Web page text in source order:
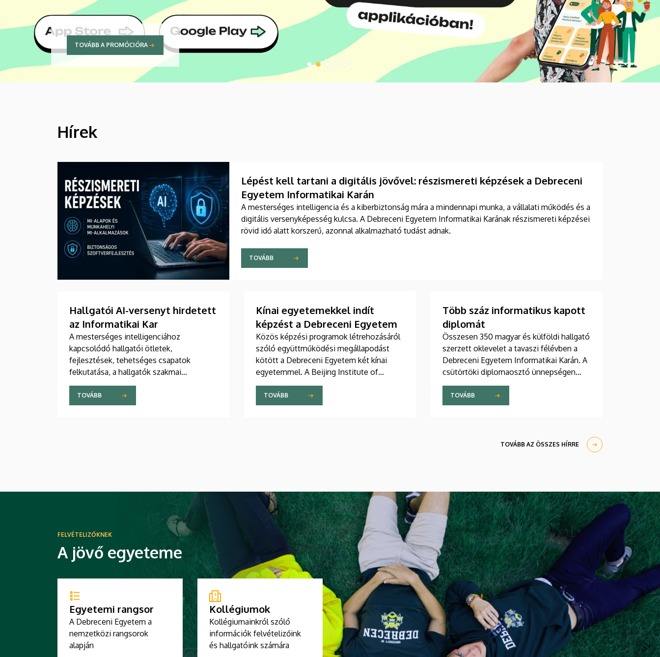
TOVÁBB A STUDYVERSITY-RE
HÍREK
Hírek
Lépést kell tartani a digitális jövővel: részismereti képzések a Debreceni
Egyetem Informatikai Karán
A mesterséges intelligencia és a kiberbiztonság mára a mindennapi munka, a vállalati működés és a
digitális versenyképesség kulcsa. A Debreceni Egyetem Informatikai Karának részismereti képzései
rövid idő alatt korszerű, azonnal alkalmazható tudást adnak.
TOVÁBB
Hallgatói AI-versenyt hirdetett
az Informatikai Kar
A mesterséges intelligenciához
kapcsolódó hallgatói ötletek,
fejlesztések, tehetséges csapatok
felkutatása, a hallgatók szakmai
tapasztalatszerzésének támogatása,
valamint a már meglévő AI-megoldások
bemutatása céljából szervez versenyt a
TOVÁBB
Kínai egyetemekkel indít
képzést a Debreceni Egyetem
Közös képzési programok létrehozásáról
szóló együttműködési megállapodást
kötött a Debreceni Egyetem két kínai
egyetemmel. A Beijing Institute of
Technology (BIT) és az East China
University of Technology (ECUT)
vezetőivel csütörtökön írták alá a
TOVÁBB
Több száz informatikus kapott
diplomát
Összesen 350 magyar és külföldi hallgató
szerzett oklevelet a tavaszi félévben a
Debreceni Egyetem Informatikai Karán. A
csütörtöki diplomaosztó ünnepségen
Hajdu András dékán hangsúlyozta, hogy a
kihívásokkal teli és a mesterséges
intelligencia által formálódó világban
fiatal szakemberek rendelkeznek.
TOVÁBB
TOVÁBB AZ ÖSSZES HÍRRE
FELVÉTELIZŐKNEK
A jövő egyeteme
Egyetemi rangsor
A Debreceni Egyetem a
nemzetközi rangsorok
alapján
Kollégiumok
Kollégiumainkról szóló
információk felvételizőink
és hallgatóink számára